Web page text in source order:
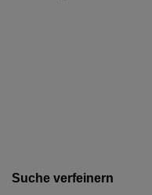
Suche verfeinern